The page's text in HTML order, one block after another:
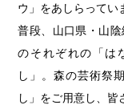
ウ」をあしらってい
普段、山口県・山陰
のそれぞれの「は
し」。森の芸術祭
し」をご用意し、皆